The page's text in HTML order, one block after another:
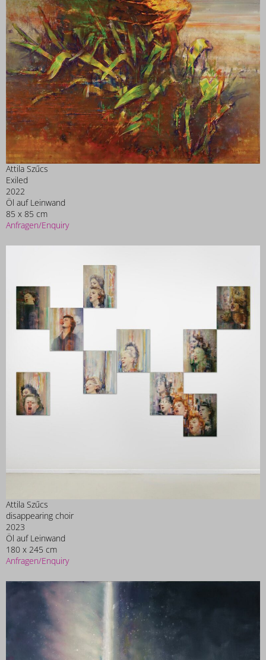
Attila Szűcs
Exiled
2022
Öl auf Leinwand
85 x 85 cm
Anfragen/Enquiry
Attila Szűcs
disappearing choir
2023
Öl auf Leinwand
180 x 245 cm
Anfragen/Enquiry